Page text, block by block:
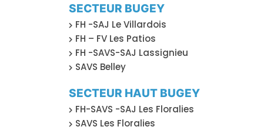
SECTEUR BUGEY
FH -SAJ Le Villardois
FH – FV Les Patios
FH -SAVS-SAJ Lassignieu
SAVS Belley
SECTEUR HAUT BUGEY
FH-SAVS -SAJ Les Floralies
SAVS Les Floralies